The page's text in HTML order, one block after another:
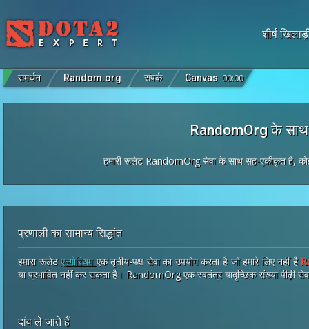
शीर्ष
समर्थन Random.org संपर्क Canvas 00:00
RandomOrg के साथ
हमारी रूलेट RandomOrg सेवा के साथ सह-एकीकृत है,
प्रणाली का सामान्य सिद्धांत
हमारा रूलेटएल्गोरिथमएक तृतीय-पक्ष सेवा का उपयोग करता है जो हमारे लिए नहीं है
या प्रभावित नहीं कर सकता है। RandomOrg एक स्वतंत्र यादृच्छिक संख्या पीढ़ी
दांव ले जाते हैं